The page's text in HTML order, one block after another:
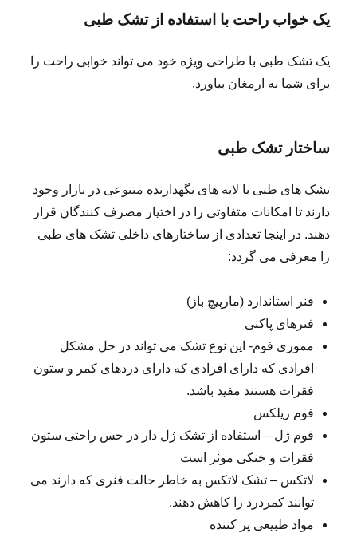
یک خواب راحت با استفاده از تشک طبی
یک تشک طبی با طراحی ویژه خود می تواند خوابی راحت را
برای شما به ارمغان بیاورد.
ساختار تشک طبی
تشک های طبی با لایه های نگهدارنده متنوعی در بازار وجود
دارند تا امکانات متفاوتی را در اختیار مصرف کنندگان قرار
دهند. در اینجا تعدادی از ساختارهای داخلی تشک های طبی
را معرفی می گردد:
فنر استاندارد (مارپیچ باز)
فنرهای پاکتی
مموری فوم- این نوع تشک می تواند در حل مشکل
افرادی که دارای افرادی که دارای دردهای کمر و ستون
فقرات هستند مفید باشد.
فوم ریلکس
فوم ژل – استفاده از تشک ژل دار در حس راحتی ستون
فقرات و خنکی موثر است
لاتکس – تشک لاتکس به خاطر حالت فنری که دارند می
توانند کمردرد را کاهش دهند.
مواد طبیعی پر کننده